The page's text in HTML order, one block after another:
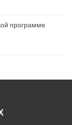
программе